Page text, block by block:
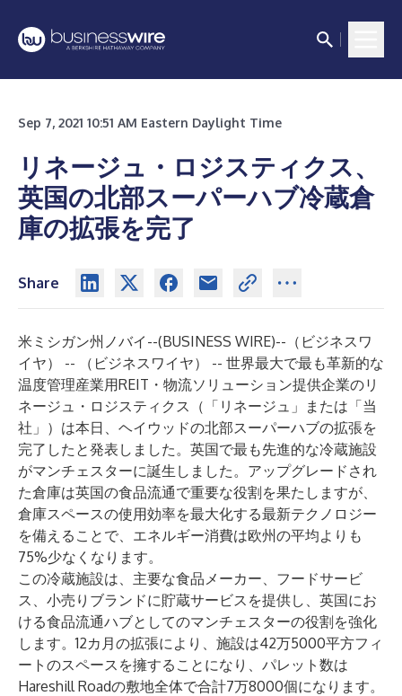
Sep 7, 2021 10:51 AM Eastern Daylight Time
リネージュ・ロジスティクス、
英国の北部スーパーハブ冷蔵倉
庫の拡張を完了
Share
米ミシガン州ノバイ--(BUSINESS WIRE)-- （ビジネスワ
イヤ） -- （ビジネスワイヤ） -- 世界最大で最も革新的な
温度管理産業用REIT・物流ソリューション提供企業のリ
ネージュ・ロジスティクス（「リネージュ」または「当
社」）は本日、ヘイウッドの北部スーパーハブの拡張を
完了したと発表しました。英国で最も先進的な冷蔵施設
がマンチェスターに誕生しました。アップグレードされ
た倉庫は英国の食品流通で重要な役割を果たしますが、
倉庫スペースの使用効率を最大化する最新テクノロジー
を備えることで、エネルギー消費は欧州の平均よりも
75%少なくなります。
この冷蔵施設は、主要な食品メーカー、フードサービ
ス、小売りブランドに貯蔵サービスを提供し、英国にお
ける食品流通ハブとしてのマンチェスターの役割を強化
します。12カ月の拡張により、施設は42万5000平方フィ
ートのスペースを擁することになり、パレット数は
Hareshill Roadの敷地全体で合計7万8000個になります。